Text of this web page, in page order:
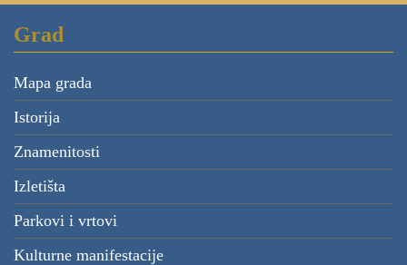
Grad
Mapa grada
Istorija
Znamenitosti
Izletišta
Parkovi i vrtovi
Kulturne manifestacije